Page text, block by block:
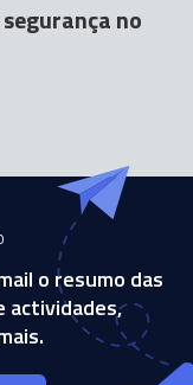
no
o resumo das
actividades,